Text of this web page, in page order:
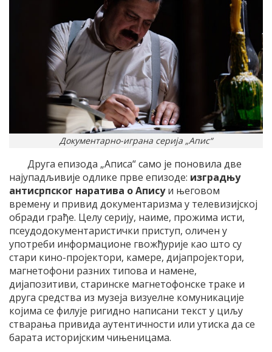
Документарно-играна серија „Апис“
Друга епизода „Аписа“ само је поновила две
најупадљивије одлике прве епизоде: изградњу
антисрпског наратива о Аписуи његовом
времену и привид документаризма у телевизијској
обради грађе. Целу серију, наиме, прожима исти,
псеудодокументаристички приступ, оличен у
употреби информационе гвожђурије као што су
стари кино-пројектори, камере, дијапројектори,
магнетофони разних типова и намене,
дијапозитиви, старинске магнетофонске траке и
друга средства из музеја визуелне комуникације
којима се филује ригидно написани текст у циљу
стварања привида аутентичности или утиска да се
барата историјским чињеницама.